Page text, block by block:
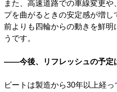
また、高速道路での車線変更
プを曲がるときの安定感が増
前よりも四輪からの動きを鮮明
うです。
――今後、リフレッシュの予定
ビートは製造から30年以上経